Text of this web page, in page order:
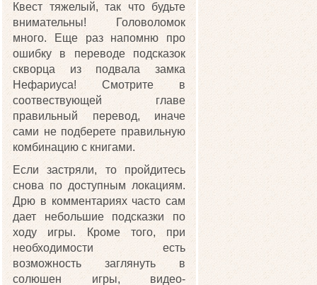
Квест тяжелый, так что будьте
внимательны! Головоломок
много. Еще раз напомню про
ошибку в переводе подсказок
скворца из подвала замка
Нефариуса! Смотрите в
соотвествующей главе
правильный перевод, иначе
сами не подберете правильную
комбинацию с книгами.
Если застряли, то пройдитесь
снова по доступным локациям.
Дрю в комментариях часто сам
дает небольшие подсказки по
ходу игры. Кроме того, при
необходимости есть
возможность заглянуть в
солюшен игры, видео-